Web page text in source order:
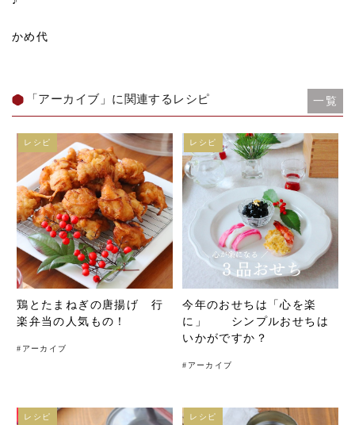
かめ代
「アーカイブ」に関連するレシピ 一覧
鶏とたまねぎの唐揚げ 行
楽弁当の人気もの！
# アーカイブ
レシピ
今年のおせちは「心を楽
に」 シンプルおせちは
いかがですか？
# アーカイブ
レシピ
レシピ レシピ